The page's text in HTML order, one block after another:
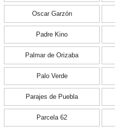
Oscar Garzón
Padre Kino
Palmar de Orizaba
Palo Verde
Parajes de Puebla
Parcela 62